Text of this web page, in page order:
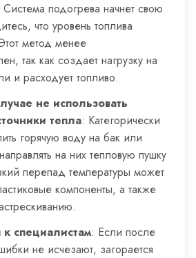
подогрева начнет свою
что уровень топлива
метод менее
так как создает нагрузку на
и расходует топливо.
не использовать
тепла: Категорически
горячую воду на бак или
на них тепловую пушку
перепад температуры может
компоненты, а также
к специалистам: Если после
не исчезают, загорается